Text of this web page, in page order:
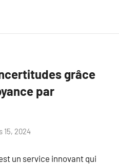
grâce
par
15, 2024
un service innovant qui